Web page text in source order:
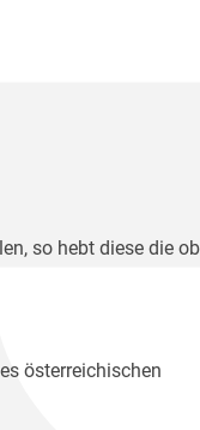
so hebt diese die
österreichischen